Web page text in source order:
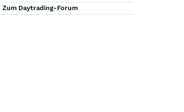
Zum Daytrading-Forum